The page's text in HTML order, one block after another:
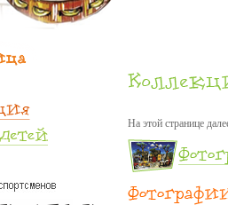
На этой странице